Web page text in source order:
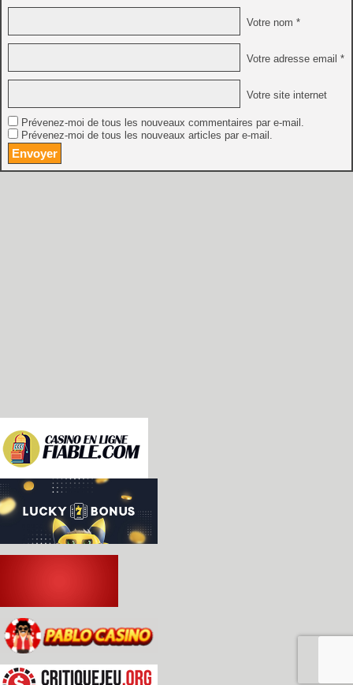
Votre nom *
Votre adresse email *
Votre site internet
Prévenez-moi de tous les nouveaux commentaires par e-mail.
Prévenez-moi de tous les nouveaux articles par e-mail.